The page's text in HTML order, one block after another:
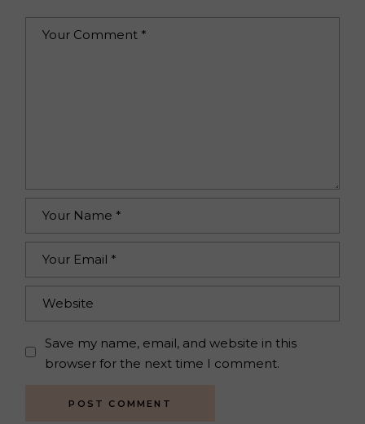
Save my name, email, and website in this
browser for the next time I comment.
POST COMMENT